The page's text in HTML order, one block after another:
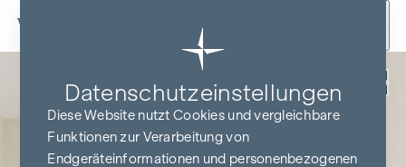
Zum Inhalt springen
Datenschutz­einstellungen
Diese Website nutzt Cookies und vergleichbare
Funktionen zur Verarbeitung von
Endgeräteinformationen und personenbezogenen